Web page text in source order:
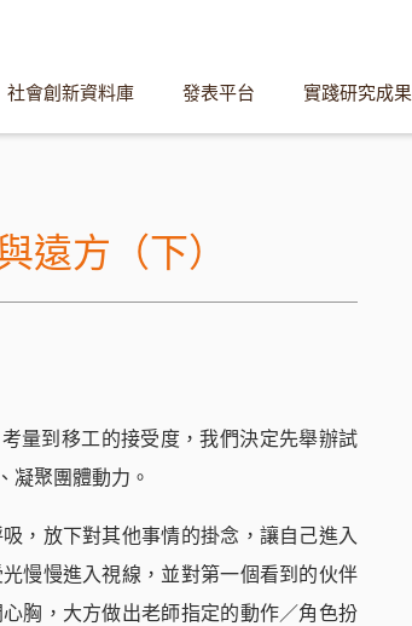
社會創新資料庫 發表平台 實踐研究成果
遠方（下）
量到移工的接受度，我們決定先舉辦試
凝聚團體動力。
，放下對其他事情的掛念，讓自己進入
慢慢進入視線，並對第一個看到的伙伴
胸，大方做出老師指定的動作／角色扮